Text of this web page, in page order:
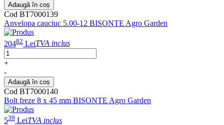
Adaugă în coș
Cod BT7000139
Anvelopa cauciuc 5.00-12 BISONTE Agro Garden
20482 LeiTVA inclus
+
-
Adaugă în coș
Cod BT7000140
Bolt freze 8 x 45 mm BISONTE Agro Garden
539 LeiTVA inclus